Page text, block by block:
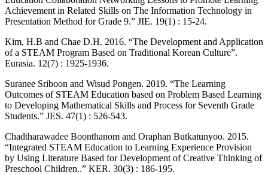
Achievement in Related Skills on The Information Technology in
Presentation Method for Grade 9.” JIE. 19(1) : 15-24.
Kim, H.B and Chae D.H. 2016. “The Development and Application
of a STEAM Program Based on Traditional Korean Culture”.
Eurasia. 12(7) : 1925-1936.
Suranee Sriboon and Wisud Pongen. 2019. “The Learning
Outcomes of STEAM Education based on Problem Based Learning
to Developing Mathematical Skills and Process for Seventh Grade
Students.” JES. 47(1) : 526-543.
Chadtharawadee Boonthanom and Oraphan Butkatunyoo. 2015.
“Integrated STEAM Education to Learning Experience Provision
by Using Literature Based for Development of Creative Thinking of
Preschool Children..” KER. 30(3) : 186-195.